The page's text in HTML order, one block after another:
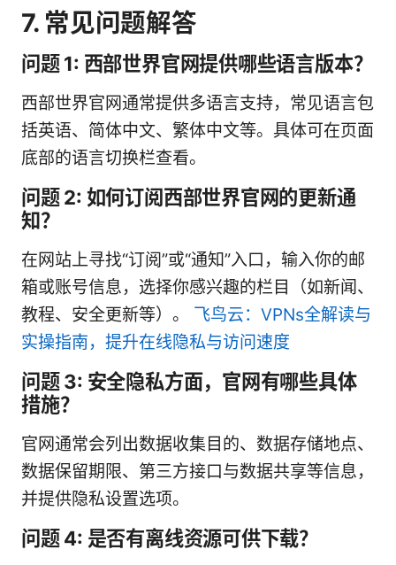
7. 常见问题解答
问题 1: 西部世界官网提供哪些语言版本？
西部世界官网通常提供多语言支持，常见语言包
括英语、简体中文、繁体中文等。具体可在页面
底部的语言切换栏查看。
问题 2: 如何订阅西部世界官网的更新通
知？
在网站上寻找“订阅”或“通知”入口，输入你的邮
箱或账号信息，选择你感兴趣的栏目（如新闻、
教程、安全更新等）。 飞鸟云：VPNs全解读与
实操指南，提升在线隐私与访问速度
问题 3: 安全隐私方面，官网有哪些具体
措施？
官网通常会列出数据收集目的、数据存储地点、
数据保留期限、第三方接口与数据共享等信息，
并提供隐私设置选项。
问题 4: 是否有离线资源可供下载？